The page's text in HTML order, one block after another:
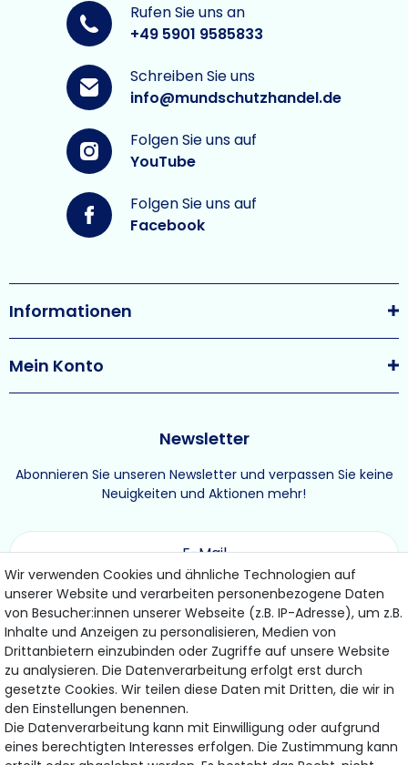
Rufen Sie uns an
+49 5901 9585833
Schreiben Sie uns
info@mundschutzhandel.de
Folgen Sie uns auf
YouTube
Folgen Sie uns auf
Facebook
Newsletter
Abonnieren Sie unseren Newsletter und verpassen Sie keine
Neuigkeiten und Aktionen mehr!
ABONNIEREN
Hiermit bestätige ich, dass ich die Daten­schutz­erklärunggelesen habe.
Meine Einwilligung kann ich jederzeit widerrufen.
Informationen
Mein Konto
Wir verwenden Cookies und ähnliche Technologien auf
unserer Website und verarbeiten personenbezogene Daten
von Besucher:innen unserer Webseite (z.B. IP-Adresse), um z.B.
Inhalte und Anzeigen zu personalisieren, Medien von
Drittanbietern einzubinden oder Zugriffe auf unsere Website
zu analysieren. Die Datenverarbeitung erfolgt erst durch
gesetzte Cookies. Wir teilen diese Daten mit Dritten, die wir in
den Einstellungen benennen.
Die Datenverarbeitung kann mit Einwilligung oder aufgrund
eines berechtigten Interesses erfolgen. Die Zustimmung kann